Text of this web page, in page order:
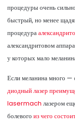
процедуры очень
быстрый, но менее
процедура
александритовом
у которых мало
Если меланина много —
диодный лазер
lasermach лазером
болевого из чего